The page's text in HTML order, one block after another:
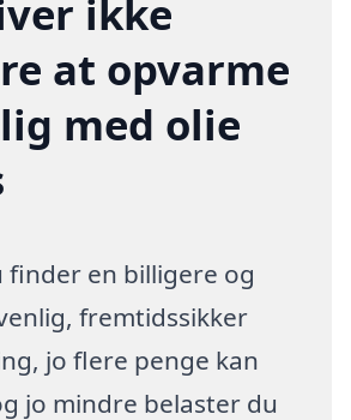
ikke
at opvarme
med olie
finder en billigere og
fremtidssikker
jo flere penge kan
jo mindre belaster du